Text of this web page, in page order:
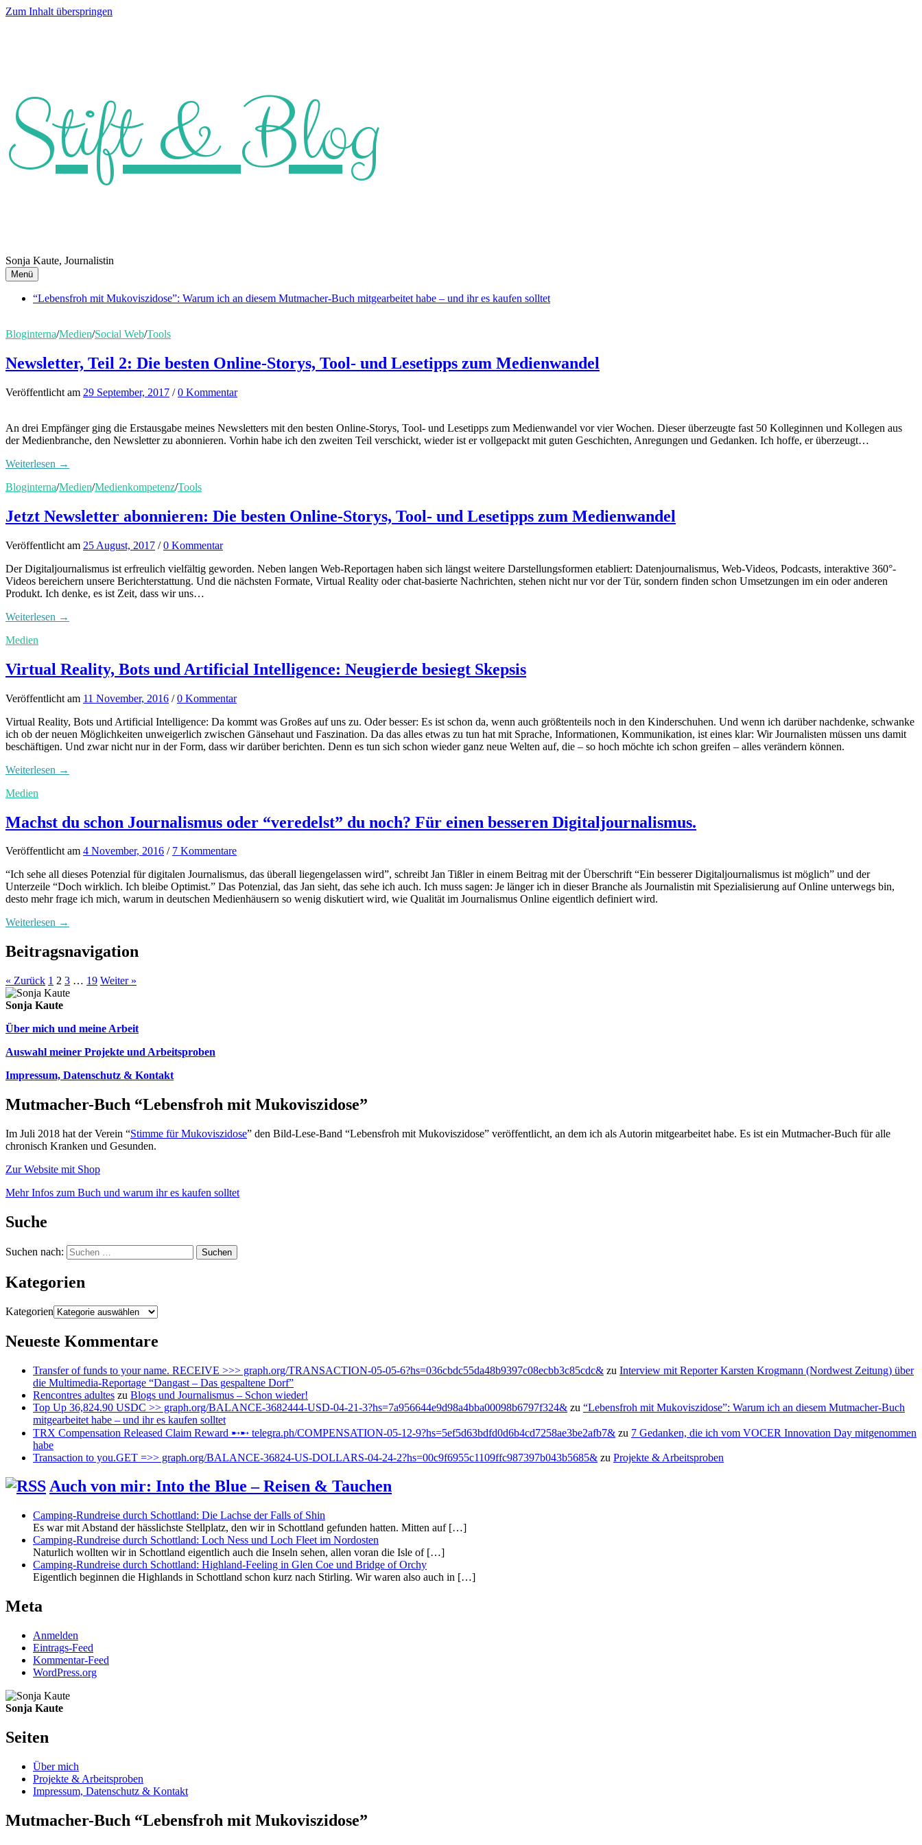
Zum Inhalt überspringen
Stift & Blog
Sonja Kaute, Journalistin
Menü
“Lebensfroh mit Mukoviszidose”: Warum ich an diesem Mutmacher-Buch mitgearbeitet habe – und ihr es kaufen solltet
Bloginterna/Medien/Social Web/Tools
Newsletter, Teil 2: Die besten Online-Storys, Tool- und Lesetipps zum Medienwandel
Veröffentlicht am 29 September, 2017 /0 Kommentar
An drei Empfänger ging die Erstausgabe meines Newsletters mit den besten Online-Storys, Tool- und Lesetipps zum Medienwandel vor vier Wochen. Dieser überzeugte fast 50 Kolleginnen und Kollegen aus
der Medienbranche, den Newsletter zu abonnieren. Vorhin habe ich den zweiten Teil verschickt, wieder ist er vollgepackt mit guten Geschichten, Anregungen und Gedanken. Ich hoffe, er überzeugt…
Weiterlesen →
Bloginterna/Medien/Medienkompetenz/Tools
Jetzt Newsletter abonnieren: Die besten Online-Storys, Tool- und Lesetipps zum Medienwandel
Veröffentlicht am 25 August, 2017 /0 Kommentar
Der Digitaljournalismus ist erfreulich vielfältig geworden. Neben langen Web-Reportagen haben sich längst weitere Darstellungsformen etabliert: Datenjournalismus, Web-Videos, Podcasts, interaktive 360°-
Videos bereichern unsere Berichterstattung. Und die nächsten Formate, Virtual Reality oder chat-basierte Nachrichten, stehen nicht nur vor der Tür, sondern finden schon Umsetzungen im ein oder anderen
Produkt. Ich denke, es ist Zeit, dass wir uns…
Weiterlesen →
Medien
Virtual Reality, Bots und Artificial Intelligence: Neugierde besiegt Skepsis
Veröffentlicht am 11 November, 2016 /0 Kommentar
Virtual Reality, Bots und Artificial Intelligence: Da kommt was Großes auf uns zu. Oder besser: Es ist schon da, wenn auch größtenteils noch in den Kinderschuhen. Und wenn ich darüber nachdenke, schwanke
ich ob der neuen Möglichkeiten unweigerlich zwischen Gänsehaut und Faszination. Da das alles etwas zu tun hat mit Sprache, Informationen, Kommunikation, ist eines klar: Wir Journalisten müssen uns damit
beschäftigen. Und zwar nicht nur in der Form, dass wir darüber berichten. Denn es tun sich schon wieder ganz neue Welten auf, die – so hoch möchte ich schon greifen – alles verändern können.
Weiterlesen →
Medien
Machst du schon Journalismus oder “veredelst” du noch? Für einen besseren Digitaljournalismus.
Veröffentlichtam 4 November, 2016 / 7 Kommentare
“Ich sehe all dieses Potenzial für digitalen Journalismus, das überall liegengelassen wird”, schreibt Jan Tißler in einem Beitrag mit der Überschrift “Ein besserer Digitaljournalismus ist möglich” und der
Unterzeile “Doch wirklich. Ich bleibe Optimist.” Das Potenzial, das Jan sieht, das sehe ich auch. Ich muss sagen: Je länger ich in dieser Branche als Journalistin mit Spezialisierung auf Online unterwegs bin,
desto mehr frage ich mich, warum in deutschen Medienhäusern so wenig diskutiert wird, wie Qualität im Journalismus Online eigentlich definiert wird.
Weiterlesen →
Beitragsnavigation
« Zurück 1 2 3 … 19 Weiter »
Sonja Kaute
Über mich und meine Arbeit
Auswahl meiner Projekte und Arbeitsproben
Impressum, Datenschutz & Kontakt
Mutmacher-Buch “Lebensfroh mit Mukoviszidose”
Im Juli 2018 hat der Verein “Stimme für Mukoviszidose” den Bild-Lese-Band “Lebensfroh mit Mukoviszidose” veröffentlicht, an dem ich als Autorin mitgearbeitet habe. Es ist ein Mutmacher-Buch für alle
chronisch Kranken und Gesunden.
Zur Website mit Shop
Mehr Infos zum Buch und warum ihr es kaufen solltet
Suche
Suchen nach:
Kategorien
Kategorien
Neueste Kommentare
Transfer of funds to your name. RECEIVE >>> graph.org/TRANSACTION-05-05-6?hs=036cbdc55da48b9397c08ecbb3c85cdc& zu Interview mit Reporter Karsten Krogmann (Nordwest Zeitung) über
die Multimedia-Reportage “Dangast – Das gespaltene Dorf”
Rencontres adultes zu Blogs und Journalismus – Schon wieder!
Top Up 36,824.90 USDC >> graph.org/BALANCE-3682444-USD-04-21-3?hs=7a956644e9d98a4bba00098b6797f324& zu “Lebensfroh mit Mukoviszidose”: Warum ich an diesem Mutmacher-Buch
mitgearbeitet habe – und ihr es kaufen solltet
TRX Compensation Released Claim Reward ➸➸ telegra.ph/COMPENSATION-05-12-9?hs=5ef5d63bdfd0d6b4cd7258ae3be2afb7& zu 7 Gedanken, die ich vom VOCER Innovation Day mitgenommen
habe
Transaction to you.GET =>> graph.org/BALANCE-36824-US-DOLLARS-04-24-2?hs=00c9f6955c1109ffc987397b043b5685& zu Projekte & Arbeitsproben
Auch von mir: Into the Blue – Reisen & Tauchen
Camping-Rundreise durch Schottland: Die Lachse der Falls of Shin
Es war mit Abstand der hässlichste Stellplatz, den wir in Schottland gefunden hatten. Mitten auf […]
Camping-Rundreise durch Schottland: Loch Ness und Loch Fleet im Nordosten
Naturlich wollten wir in Schottland eigentlich auch die Inseln sehen, allen voran die Isle of […]
Camping-Rundreise durch Schottland: Highland-Feeling in Glen Coe und Bridge of Orchy
Eigentlich beginnen die Highlands in Schottland schon kurz nach Stirling. Wir waren also auch in […]
Meta
Anmelden
Eintrags-Feed
Kommentar-Feed
WordPress.org
Sonja Kaute
Seiten
Über mich
Projekte & Arbeitsproben
Impressum, Datenschutz & Kontakt
Mutmacher-Buch “Lebensfroh mit Mukoviszidose”